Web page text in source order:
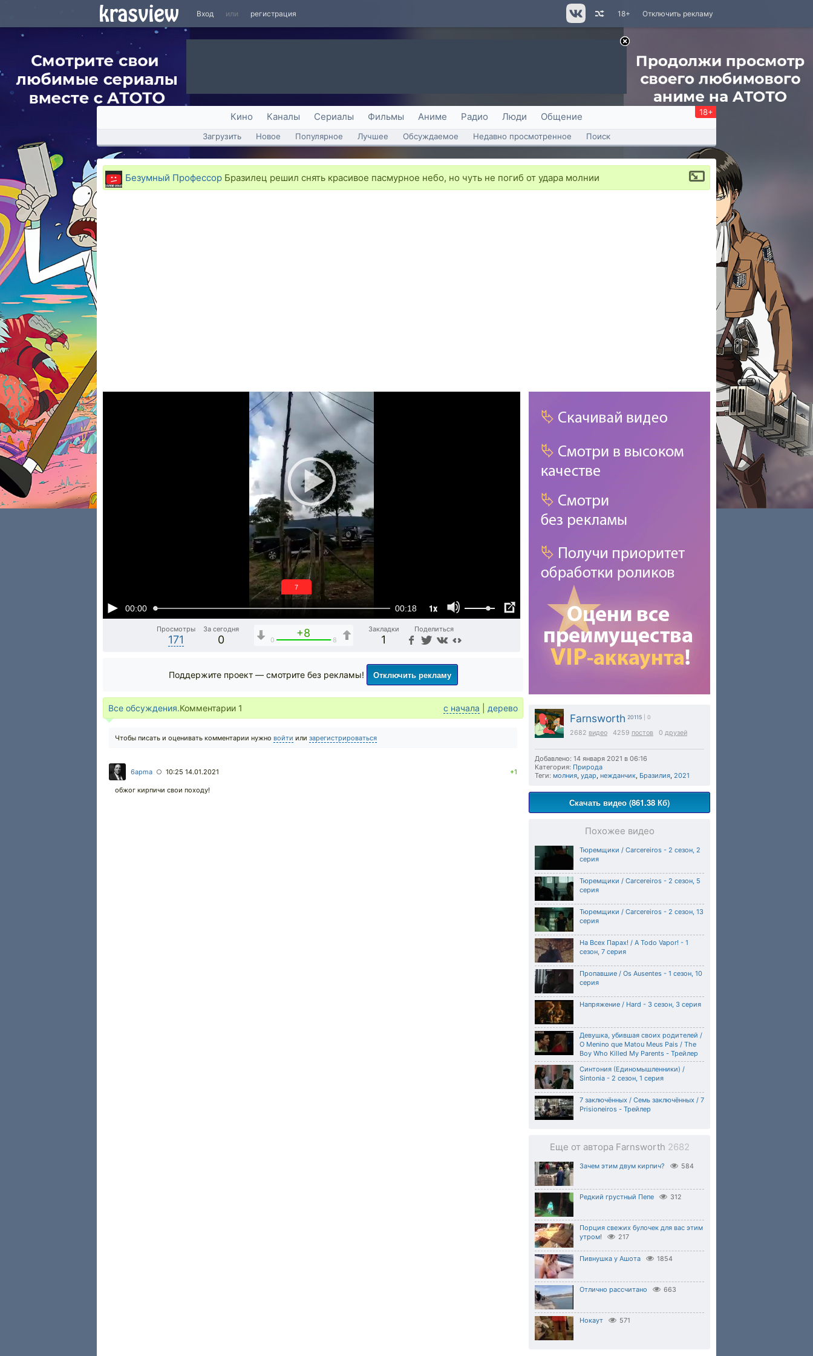
Вход или регистрация Отключить рекламу
18+
Кино Каналы Сериалы Фильмы Аниме Радио Люди Общение 18+
Загрузить Новое Популярное Лучшее Обсуждаемое Недавно просмотренное Поиск
Безумный Профессор Бразилец решил снять красивое пасмурное небо, но чуть не погиб от удара молнии
00:00 00:18 1x
6
Просмотры
171
За сегодня
0
+8
0 8
Закладки
1
Поделиться
Farnsworth 20115 | 0
2682 видео 4259 постов 0 друзей
Добавлено: 14 января 2021 в 06:16
Категория: Природа
Теги: молния, удар, нежданчик, Бразилия, 2021
Скачать видео (861.38 Кб)
Похожее видео
Тюремщики / Carcereiros - 2 сезон, 2
серия
Тюремщики / Carcereiros - 2 сезон, 5
серия
Тюремщики / Carcereiros - 2 сезон, 13
серия
На Всех Парах! / A Todo Vapor! - 1
сезон, 7 серия
Пропавшие / Os Ausentes - 1 сезон, 10
серия
Напряжение / Hard - 3 сезон, 3 серия
Девушка, убившая своих родителей /
O Menino que Matou Meus Pais / The
Boy Who Killed My Parents - Трейлер
Синтония (Единомышленники) /
Sintonia - 2 сезон, 1 серия
7 заключённых / Семь заключённых / 7
Prisioneiros - Трейлер
Еще от автора Farnsworth 2682
Зачем этим двум кирпич? 584
Редкий грустный Пепе 312
Порция свежих булочек для вас этим
утром!
217
Пивнушка у Ашота 1854
Отлично рассчитано 663
Нокаут 571
Поддержите проект — смотрите без рекламы! Отключить рекламу
Все обсуждения.Комментарии 1 с начала дерево
Чтобы писать и оценивать комментарии нужно войти или зарегистрироваться
6apma ○ 10:25 14.01.2021 +1
обжог кирпичи свои походу!